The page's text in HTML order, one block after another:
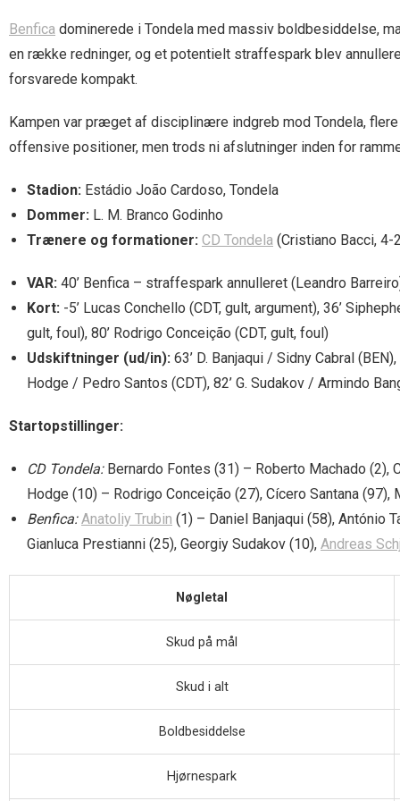
Benfica dominerede i Tondela med massiv boldbesiddelse,
en række redninger, og et potentielt straffespark blev
forsvarede kompakt.
Kampen var præget af disciplinære indgreb mod Tondela,
offensive positioner, men trods ni afslutninger inden for
Stadion: Estádio João Cardoso, Tondela
Dommer: L. M. Branco Godinho
Trænere og formationer: CD Tondela (Cristiano Bacci,
VAR: 40’ Benfica – straffespark annulleret (Leandro
Kort: -5’ Lucas Conchello (CDT, gult, argument), 36’
gult, foul), 80’ Rodrigo Conceição (CDT, gult, foul)
Udskiftninger (ud/in): 63’ D. Banjaqui / Sidny Cabral
Hodge / Pedro Santos (CDT), 82’ G. Sudakov / Armindo
Startopstillinger:
CD Tondela:Bernardo Fontes (31) – Roberto Machado (2),
Hodge (10) – Rodrigo Conceição (27), Cícero Santana
Benfica: Anatoliy Trubin (1) – Daniel Banjaqui (58), António
Gianluca Prestianni (25), Georgiy Sudakov (10), Andreas
Nøgletal
Skud på mål
Skud i alt
Boldbesiddelse
Hjørnespark